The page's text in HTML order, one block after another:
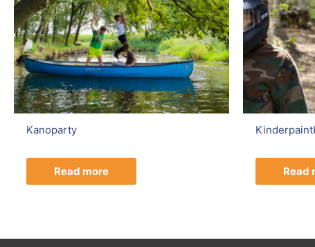
Kanoparty
Read more Read